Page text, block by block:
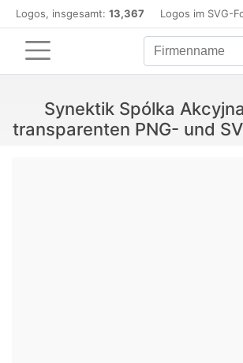
Logos, insgesamt: 13,367 Logos im SVG-
Synektik Spólka
transparenten PNG- und